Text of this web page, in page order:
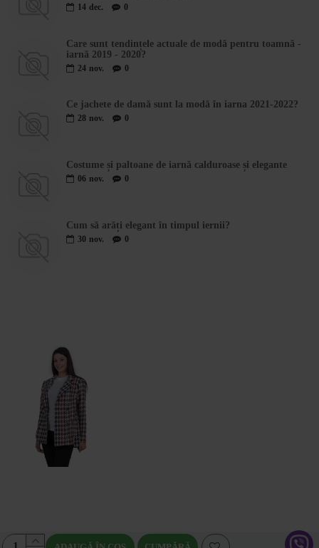
14 dec. 0
Care sunt tendințele actuale de modă pentru toamnă -
iarnă 2019 - 2020?
24 nov. 0
Ce jachete de damă sunt la modă în iarna 2021-2022?
28 nov. 0
Costume și paltoane de iarnă calduroase și elegante
06 nov. 0
Cum să arăți elegant în timpul iernii?
30 nov. 0